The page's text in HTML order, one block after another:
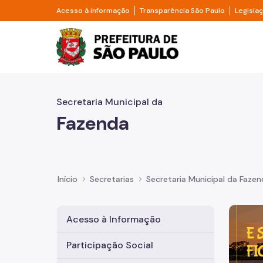
Pular para o Conteúdo principal
Acesso à informação Divisor de acesso à informação
Transparência São Paulo Divisor
Prefeitura de São
Secretaria Municipal da
Fazenda
Início Secretarias Secretaria Municipal da
Acesso à Informação
Participação Social